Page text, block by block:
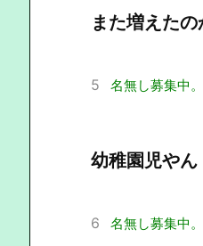
また増えた
5 名無し募集中。
幼稚園児やん
6 名無し募集中。